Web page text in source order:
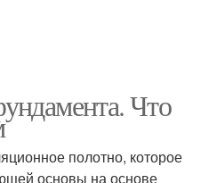
Что
полотно, которое
основы на основе